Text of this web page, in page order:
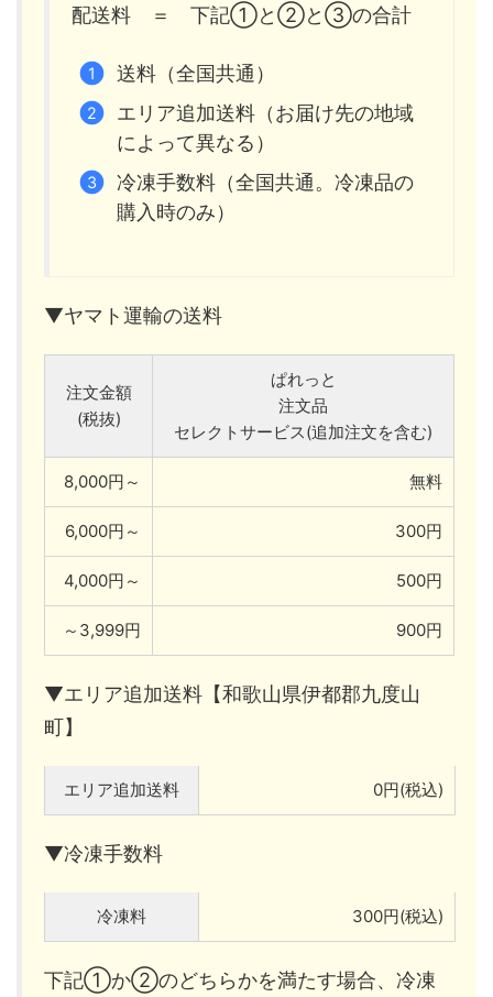
配送料 ＝ 下記①と②と③の合計
送料（全国共通）
エリア追加送料（お届け先の地域
によって異なる）
冷凍手数料（全国共通。冷凍品の
購入時のみ）
▼ヤマト運輸の送料
注文金額
(税抜)
ぱれっと
注文品
セレクトサービス(追加注文を含む)
8,000円～ 無料
6,000円～ 300円
4,000円～ 500円
～3,999円 900円
▼エリア追加送料【和歌山県伊都郡九度山
町】
エリア追加送料 0円(税込)
▼冷凍手数料
冷凍料 300円(税込)
下記①か②のどちらかを満たす場合、冷凍